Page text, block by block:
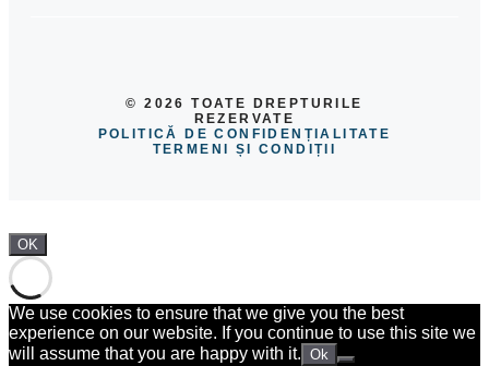
© 2026 TOATE DREPTURILE
REZERVATE
POLITICĂ DE CONFIDENȚIALITATE
TERMENI ȘI CONDIȚII
OK
We use cookies to ensure that we give you the best
experience on our website. If you continue to use this site we
will assume that you are happy with it. Ok